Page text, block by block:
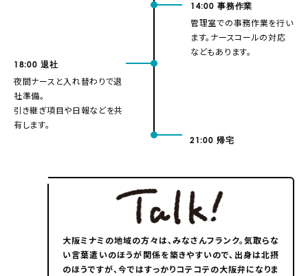
14:00 事務作業
管理室での事務作業を行い
ます。ナースコールの対応
などもあります。
18:00 退社
夜間ナースと入れ替わりで退
社準備。
引き継ぎ項目や日報などを共
有します。
21:00 帰宅
大阪ミナミの地域の方々は、みなさんフランク。気取らな
い言葉遣いのほうが関係を築きやすいので、出身は北摂
のほうですが、今ではすっかりコテコテの大阪弁になりま